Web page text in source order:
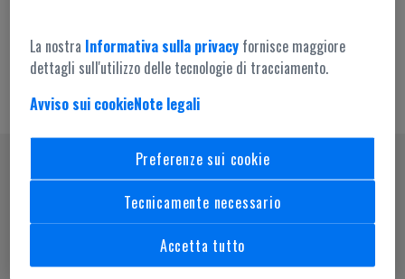
La nostra Informativa sulla privacy fornisce maggiore
dettagli sull'utilizzo delle tecnologie di tracciamento.
Avviso sui cookieNote legali
Preferenze sui cookie
Tecnicamente necessario
Accetta tutto